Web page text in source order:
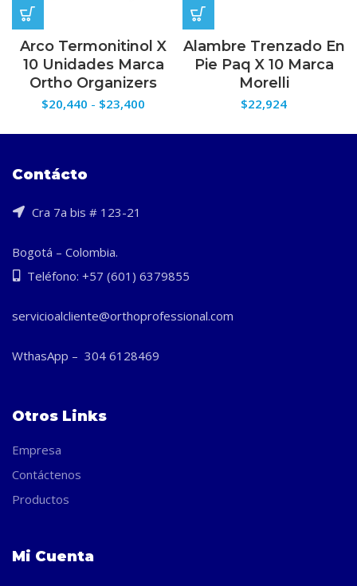
Arco Termonitinol X
10 Unidades Marca
Ortho Organizers
$20,440 - $23,400
precios:
Alambre Trenzado En
Pie Paq X 10 Marca
Morelli
$22,924
Contácto
Cra 7a bis # 123-21
Bogotá – Colombia.
Teléfono: +57 (601) 6379855
servicioalcliente@orthoprofessional.com
WthasApp – 304 6128469
Otros Links
Empresa
Contáctenos
Productos
Mi Cuenta